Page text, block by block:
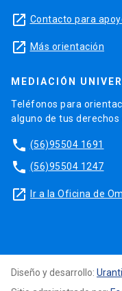
launch Contacto para
launch Más orientación
MEDIACIÓN
Teléfonos para
alguno de tus derechos
phone (56)95504 1691
phone (56)95504 1247
launch Ir a la Oficina de
Diseño y desarrollo: